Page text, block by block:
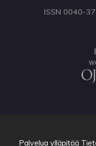
ISSN 0040-
Palvelua ylläpitää